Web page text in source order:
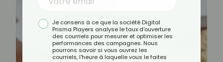
Je consens à ce que la société Digital
Prisma Players analyse le taux d'ouverture
des courriels pour mesurer et optimiser les
performances des campagnes. Nous
pourrons savoir si vous ouvrez les
courriels, l'heure à laquelle vous le faites